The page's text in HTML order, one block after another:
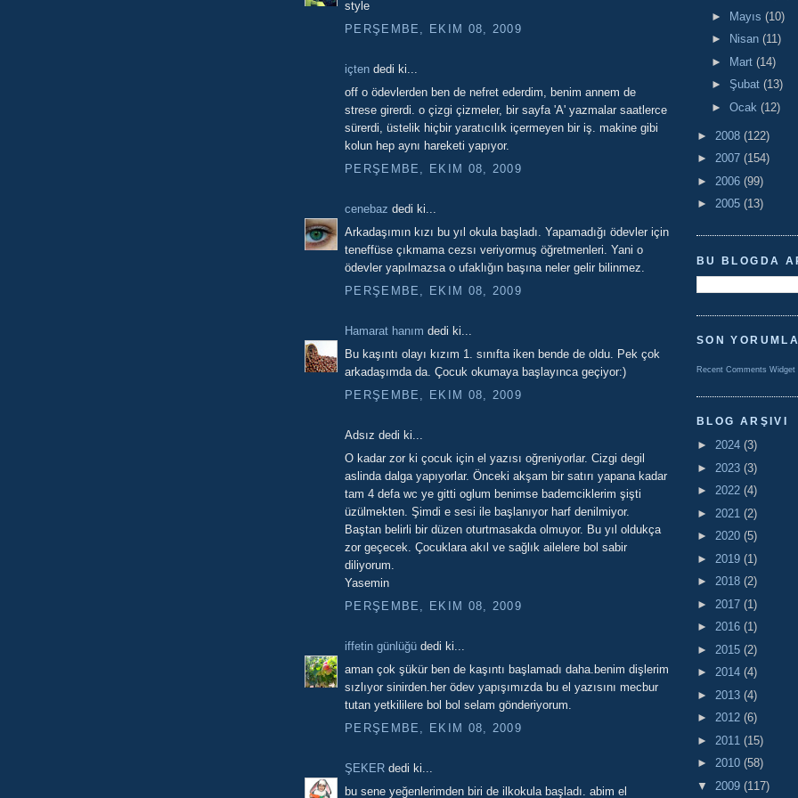
style
PERŞEMBE, EKIM 08, 2009
içten dedi ki...
off o ödevlerden ben de nefret ederdim, benim annem de
strese girerdi. o çizgi çizmeler, bir sayfa 'A' yazmalar saatlerce
sürerdi, üstelik hiçbir yaratıcılık içermeyen bir iş. makine gibi
kolun hep aynı hareketi yapıyor.
PERŞEMBE, EKIM 08, 2009
cenebaz dedi ki...
Arkadaşımın kızı bu yıl okula başladı. Yapamadığı ödevler için
teneffüse çıkmama cezsı veriyormuş öğretmenleri. Yani o
ödevler yapılmazsa o ufaklığın başına neler gelir bilinmez.
PERŞEMBE, EKIM 08, 2009
Hamarat hanım dedi ki...
Bu kaşıntı olayı kızım 1. sınıfta iken bende de oldu. Pek çok
arkadaşımda da. Çocuk okumaya başlayınca geçiyor:)
PERŞEMBE, EKIM 08, 2009
Adsız dedi ki...
O kadar zor ki çocuk için el yazısı oğreniyorlar. Cizgi degil
aslinda dalga yapıyorlar. Önceki akşam bir satırı yapana kadar
tam 4 defa wc ye gitti oglum benimse bademciklerim şişti
üzülmekten. Şimdi e sesi ile başlanıyor harf denilmiyor.
Baştan belirli bir düzen oturtmasakda olmuyor. Bu yıl oldukça
zor geçecek. Çocuklara akıl ve sağlık ailelere bol sabir
diliyorum.
Yasemin
PERŞEMBE, EKIM 08, 2009
iffetin günlüğü dedi ki...
aman çok şükür ben de kaşıntı başlamadı daha.benim dişlerim
sızlıyor sinirden.her ödev yapışımızda bu el yazısını mecbur
tutan yetkililere bol bol selam gönderiyorum.
PERŞEMBE, EKIM 08, 2009
ŞEKER dedi ki...
bu sene yeğenlerimden biri de ilkokula başladı. abim el
► Mayıs (10)
►
Nisan (11)
► Mart (14)
► Şubat (13)
► Ocak (12)
► 2008 (122)
► 2007 (154)
► 2006 (99)
► 2005 (13)
BU BLOGDA
SON
Recent Comments Widget
BLOG ARŞIVI
► 2024 (3)
► 2023 (3)
► 2022 (4)
► 2021 (2)
► 2020 (5)
► 2019 (1)
► 2018 (2)
► 2017 (1)
► 2016 (1)
► 2015 (2)
► 2014 (4)
► 2013 (4)
► 2012 (6)
► 2011 (15)
► 2010 (58)
▼ 2009 (117)